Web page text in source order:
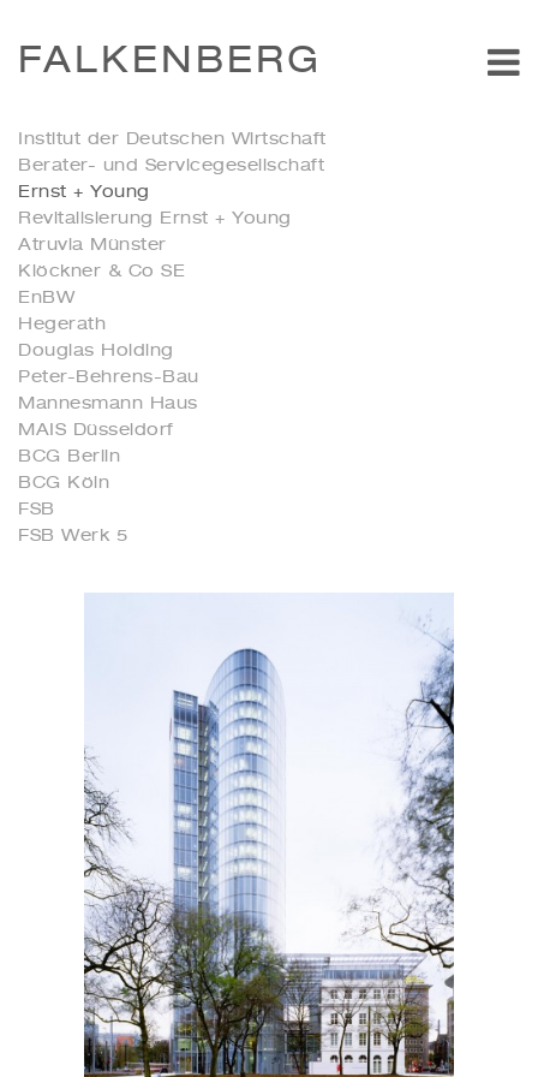
FALKENBERG
Institut der Deutschen Wirtschaft
Berater- und Servicegesellschaft
Ernst + Young
Revitalisierung Ernst + Young
Atruvia Münster
Klöckner & Co SE
EnBW
Hegerath
Douglas Holding
Peter-Behrens-Bau
Mannesmann Haus
MAIS Düsseldorf
BCG Berlin
BCG Köln
FSB
FSB Werk 5